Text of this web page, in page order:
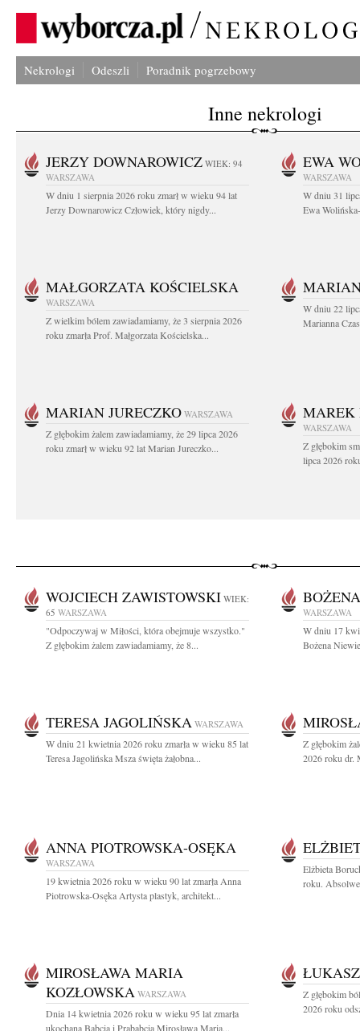
Nekrologi Odeszli Poradnik pogrzebowy
Inne nekrologi
JERZY DOWNAROWICZ WIEK: 94
WARSZAWA
W dniu 1 sierpnia 2026 roku zmarł w wieku 94 lat
Jerzy Downarowicz Człowiek, który nigdy...
EWA
WARSZAWA
W dniu 31
Ewa
MAŁGORZATA KOŚCIELSKA
WARSZAWA
Z wielkim bólem zawiadamiamy, że 3 sierpnia 2026
roku zmarła Prof. Małgorzata Kościelska...
W dniu 22
Marianna
MARIAN JURECZKO WARSZAWA
Z głębokim żalem zawiadamiamy, że 29 lipca 2026
roku zmarł w wieku 92 lat Marian Jureczko...
MAREK
WARSZAWA
Z głębokim
lipca 2026
WOJCIECH ZAWISTOWSKI WIEK:
65 WARSZAWA
"Odpoczywaj w Miłości, która obejmuje wszystko."
Z głębokim żalem zawiadamiamy, że 8...
WARSZAWA
W dniu 17
Bożena
TERESA JAGOLIŃSKA WARSZAWA
W dniu 21 kwietnia 2026 roku zmarła w wieku 85 lat
Teresa Jagolińska Msza święta żałobna...
Z głębokim
2026 roku dr.
ANNA PIOTROWSKA-OSĘKA
WARSZAWA
19 kwietnia 2026 roku w wieku 90 lat zmarła Anna
Piotrowska-Osęka Artysta plastyk, architekt...
Elżbieta
roku.
MIROSŁAWA MARIA
KOZŁOWSKA WARSZAWA
Dnia 14 kwietnia 2026 roku w wieku 95 lat zmarła
ukochana Babcia i Prababcia Mirosława Maria...
Z głębokim
2026 roku